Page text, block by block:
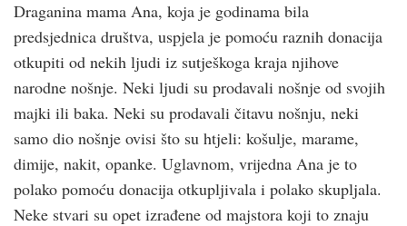
Draganina mama Ana, koja je godinama bila
predsjednica društva, uspjela je pomoću raznih donacija
otkupiti od nekih ljudi iz sutješkoga kraja njihove
narodne nošnje. Neki ljudi su prodavali nošnje od svojih
majki ili baka. Neki su prodavali čitavu nošnju, neki
samo dio nošnje ovisi što su htjeli: košulje, marame,
dimije, nakit, opanke. Uglavnom, vrijedna Ana je to
polako pomoću donacija otkupljivala i polako skupljala.
Neke stvari su opet izrađene od majstora koji to znaju